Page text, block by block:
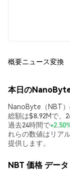
概要ニュース変換
本日の
NanoByte（NBT）
総額は$8.92Mで、
過去24時間で
れらの数値はリア
提供します。
NBT 価格 データ